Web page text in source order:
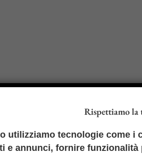
Rispettiamo la
utilizziamo tecnologie come i
e annunci, fornire funzionalità